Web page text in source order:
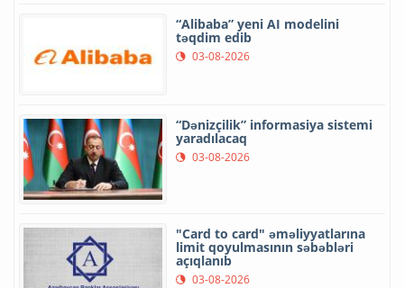
“Alibaba” yeni AI modelini
təqdim edib
03-08-2026
“Dənizçilik” informasiya sistemi
yaradılacaq
03-08-2026
"Card to card" əməliyyatlarına
limit qoyulmasının səbəbləri
açıqlanıb
03-08-2026